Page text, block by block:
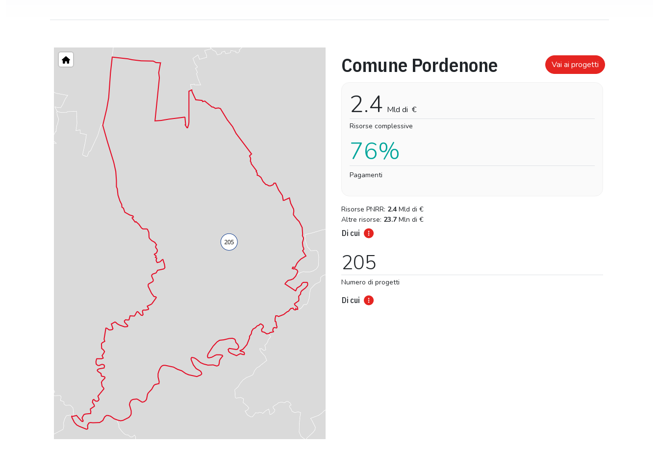
Complessivo
Comune Pordenone Vai ai progetti
2.4 Mld di €
Risorse complessive
76%
Pagamenti
Risorse PNRR: 2.4 Mld di €
Altre risorse: 23.7 Mln di €
Di cui
205
Numero di progetti
Di cui